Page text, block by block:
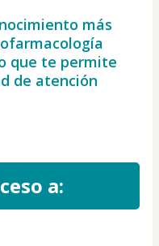
más
que te permite
de atención
a: